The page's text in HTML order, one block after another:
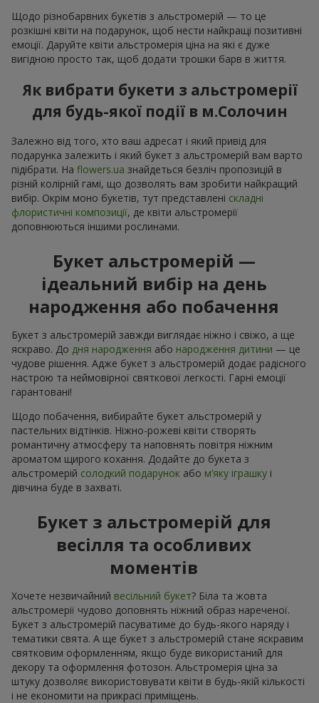
Щодо різнобарвних букетів з альстромерій — то це
розкішні квіти на подарунок, щоб нести найкращі позитивні
емоції. Даруйте квіти альстромерія ціна на які є дуже
вигідною просто так, щоб додати трошки барв в життя.
Як вибрати букети з альстромерії
для будь-якої події в м.Солочин
Залежно від того, хто ваш адресат і який привід для
подарунка залежить і який букет з альстромерій вам варто
підібрати. На flowers.ua знайдеться безліч пропозицій в
різній колірній гамі, що дозволять вам зробити найкращий
вибір. Окрім моно букетів, тут представлені складні
флористичні композиції, де квіти альстромерії
доповнюються іншими рослинами.
Букет альстромерій —
ідеальний вибір на день
народження або побачення
Букет з альстромерій завжди виглядає ніжно і свіжо, а ще
яскраво. До дня народження або народження дитини — це
чудове рішення. Адже букет з альстромерій додає радісного
настрою та неймовірної святкової легкості. Гарні емоції
гарантовані!
Щодо побачення, вибирайте букет альстромерій у
пастельних відтінків. Ніжно-рожеві квіти створять
романтичну атмосферу та наповнять повітря ніжним
ароматом щирого кохання. Додайте до букета з
альстромерій солодкий подарунок або м’яку іграшку і
дівчина буде в захваті.
Букет з альстромерій для
весілля та особливих
моментів
Хочете незвичайний весільний букет? Біла та жовта
альстромерії чудово доповнять ніжний образ нареченої.
Букет з альстромерій пасуватиме до будь-якого наряду і
тематики свята. А ще букет з альстромерій стане яскравим
святковим оформленням, якщо буде використаний для
декору та оформлення фотозон. Альстромерія ціна за
штуку дозволяє використовувати квіти в будь-якій кількості
і не економити на прикрасі приміщень.